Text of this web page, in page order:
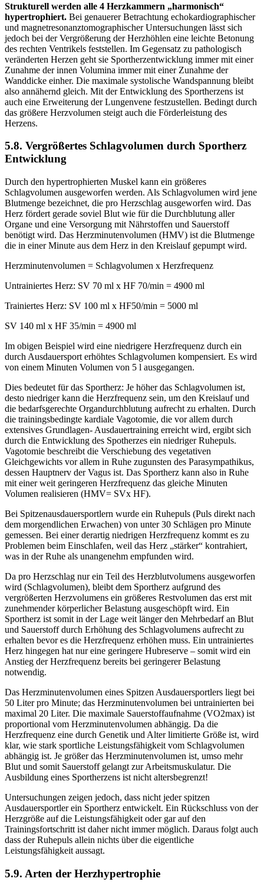
Strukturell werden alle 4 Herzkammern „harmonisch“
hypertrophiert. Bei genauerer Betrachtung echokardiographischer
und magnetresonanztomographischer Untersuchungen lässt sich
jedoch bei der Vergrößerung der Herzhöhlen eine leichte Betonung
des rechten Ventrikels feststellen. Im Gegensatz zu pathologisch
veränderten Herzen geht sie Sportherzentwicklung immer mit einer
Zunahme der innen Volumina immer mit einer Zunahme der
Wanddicke einher. Die maximale systolische Wandspannung bleibt
also annähernd gleich. Mit der Entwicklung des Sportherzens ist
auch eine Erweiterung der Lungenvene festzustellen. Bedingt durch
das größere Herzvolumen steigt auch die Förderleistung des
Herzens.
5.8. Vergrößertes Schlagvolumen durch Sportherz
Entwicklung
Durch den hypertrophierten Muskel kann ein größeres
Schlagvolumen ausgeworfen werden. Als Schlagvolumen wird jene
Blutmenge bezeichnet, die pro Herzschlag ausgeworfen wird. Das
Herz fördert gerade soviel Blut wie für die Durchblutung aller
Organe und eine Versorgung mit Nährstoffen und Sauerstoff
benötigt wird. Das Herzminutenvolumen (HMV) ist die Blutmenge
die in einer Minute aus dem Herz in den Kreislauf gepumpt wird.
Herzminutenvolumen = Schlagvolumen x Herzfrequenz
Untrainiertes Herz: SV 70 ml x HF 70/min = 4900 ml
Trainiertes Herz: SV 100 ml x HF50/min = 5000 ml
SV 140 ml x HF 35/min = 4900 ml
Im obigen Beispiel wird eine niedrigere Herzfrequenz durch ein
durch Ausdauersport erhöhtes Schlagvolumen kompensiert. Es wird
von einem Minuten Volumen von 5 l ausgegangen.
Dies bedeutet für das Sportherz: Je höher das Schlagvolumen ist,
desto niedriger kann die Herzfrequenz sein, um den Kreislauf und
die bedarfsgerechte Organdurchblutung aufrecht zu erhalten. Durch
die trainingsbedingte kardiale Vagotomie, die vor allem durch
extensives Grundlagen- Ausdauertraining erreicht wird, ergibt sich
durch die Entwicklung des Spotherzes ein niedriger Ruhepuls.
Vagotomie beschreibt die Verschiebung des vegetativen
Gleichgewichts vor allem in Ruhe zugunsten des Parasympathikus,
dessen Hauptnerv der Vagus ist. Das Sportherz kann also in Ruhe
mit einer weit geringeren Herzfrequenz das gleiche Minuten
Volumen realisieren (HMV= SVx HF).
Bei Spitzenausdauersportlern wurde ein Ruhepuls (Puls direkt nach
dem morgendlichen Erwachen) von unter 30 Schlägen pro Minute
gemessen. Bei einer derartig niedrigen Herzfrequenz kommt es zu
Problemen beim Einschlafen, weil das Herz „stärker“ kontrahiert,
was in der Ruhe als unangenehm empfunden wird.
Da pro Herzschlag nur ein Teil des Herzblutvolumens ausgeworfen
wird (Schlagvolumen), bleibt dem Sportherz aufgrund des
vergrößerten Herzvolumens ein größeres Restvolumen das erst mit
zunehmender körperlicher Belastung ausgeschöpft wird. Ein
Sportherz ist somit in der Lage weit länger den Mehrbedarf an Blut
und Sauerstoff durch Erhöhung des Schlagvolumens aufrecht zu
erhalten bevor es die Herzfrequenz erhöhen muss. Ein untrainiertes
Herz hingegen hat nur eine geringere Hubreserve – somit wird ein
Anstieg der Herzfrequenz bereits bei geringerer Belastung
notwendig.
Das Herzminutenvolumen eines Spitzen Ausdauersportlers liegt bei
50 Liter pro Minute; das Herzminutenvolumen bei untrainierten bei
maximal 20 Liter. Die maximale Sauerstoffaufnahme (VO2max) ist
proportional vom Herzminutenvolumen abhängig. Da die
Herzfrequenz eine durch Genetik und Alter limitierte Größe ist, wird
klar, wie stark sportliche Leistungsfähigkeit vom Schlagvolumen
abhängig ist. Je größer das Herzminutenvolumen ist, umso mehr
Blut und somit Sauerstoff gelangt zur Arbeitsmuskulatur. Die
Ausbildung eines Sportherzens ist nicht altersbegrenzt!
Untersuchungen zeigen jedoch, dass nicht jeder spitzen
Ausdauersportler ein Sportherz entwickelt. Ein Rückschluss von der
Herzgröße auf die Leistungsfähigkeit oder gar auf den
Trainingsfortschritt ist daher nicht immer möglich. Daraus folgt auch
dass der Ruhepuls allein nichts über die eigentliche
Leistungsfähigkeit aussagt.
5.9. Arten der Herzhypertrophie